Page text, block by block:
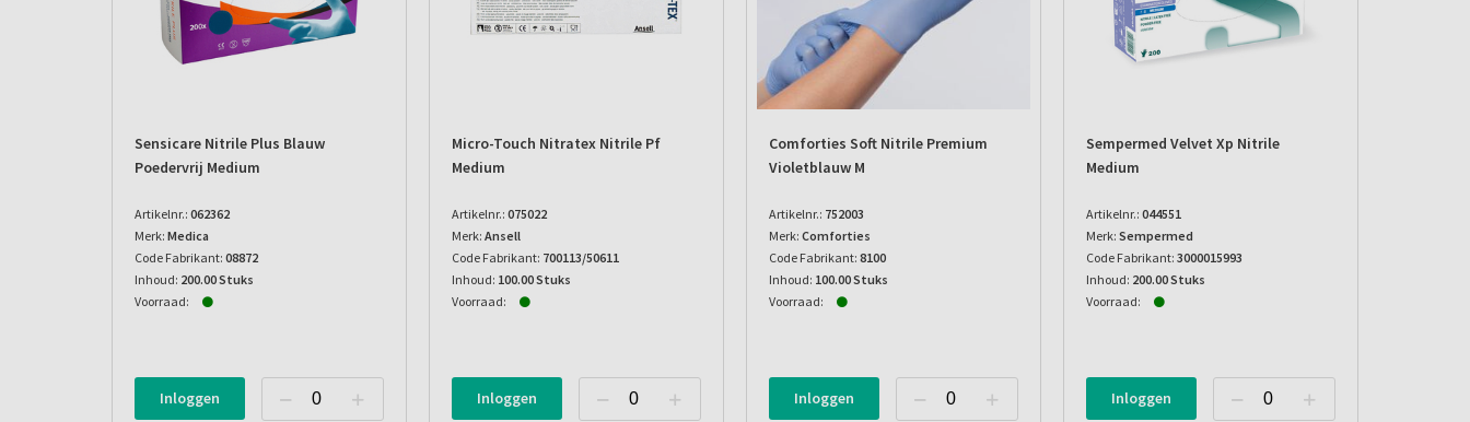
Sensicare Nitrile Plus Blauw
Poedervrij Medium
Artikelnr.: 062362
Merk: Medica
Code Fabrikant: 08872
Inhoud: 200.00 Stuks
Voorraad:
Inloggen
Micro-Touch Nitratex Nitrile Pf
Medium
Artikelnr.: 075022
Merk: Ansell
Code Fabrikant: 700113/50611
Inhoud: 100.00 Stuks
Voorraad:
Inloggen
Comforties Soft Nitrile Premium
Violetblauw M
Artikelnr.: 752003
Merk: Comforties
Code Fabrikant: 8100
Inhoud: 100.00 Stuks
Voorraad:
Inloggen
Sempermed Velvet Xp Nitrile
Medium
Artikelnr.: 044551
Merk: Sempermed
Code Fabrikant: 3000015993
Inhoud: 200.00 Stuks
Voorraad:
Inloggen